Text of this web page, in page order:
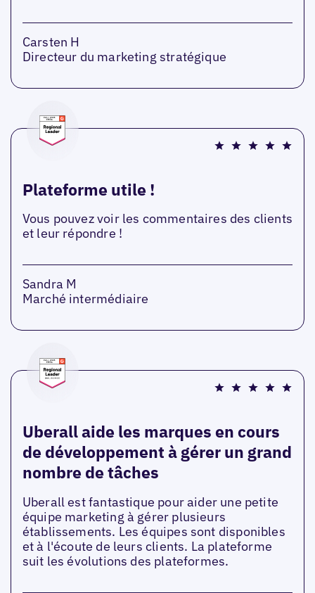
Carsten H
Directeur du marketing stratégique
Plateforme utile !
Vous pouvez voir les commentaires des clients
et leur répondre !
Sandra M
Marché intermédiaire
Uberall aide les marques en cours
de développement à gérer un grand
nombre de tâches
Uberall est fantastique pour aider une petite
équipe marketing à gérer plusieurs
établissements. Les équipes sont disponibles
et à l'écoute de leurs clients. La plateforme
suit les évolutions des plateformes.